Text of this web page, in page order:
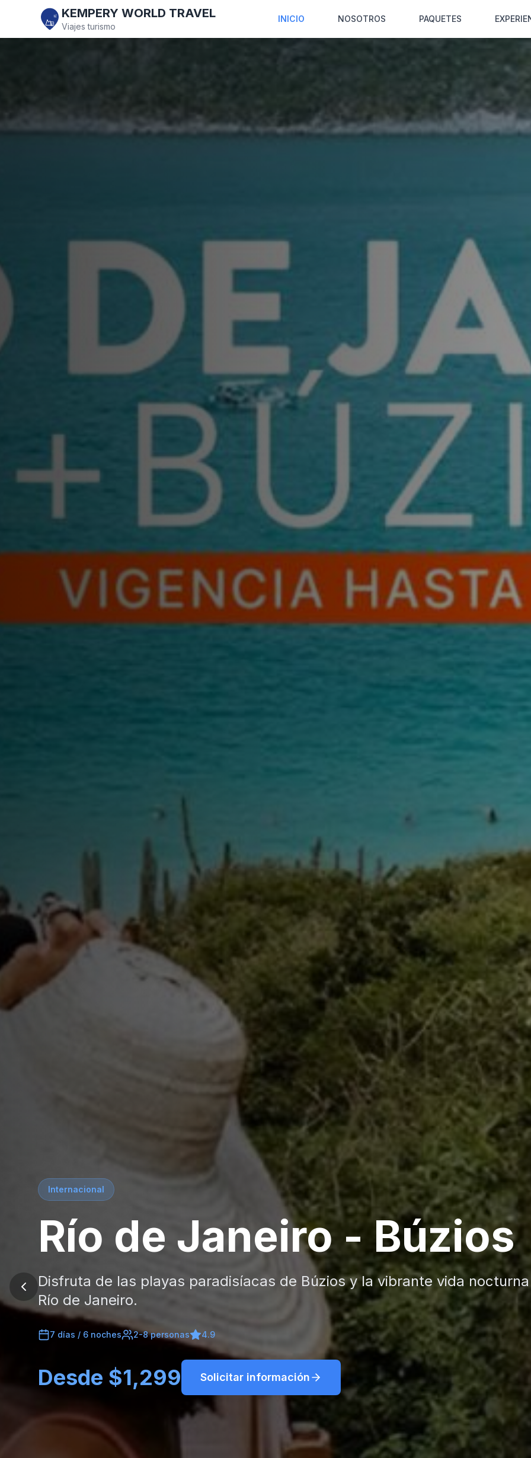
KEMPERY WORLD TRAVEL
Viajes turismo
INICIO NOSOTROS PAQUETES
Internacional
Panamá - Medellín
Explora la modernidad de Panamá y la cultura paisa de Medellín en un
inolvidable.
6 días / 5 noches 2-6 personas 4.8
Desde $899 Solicitar información